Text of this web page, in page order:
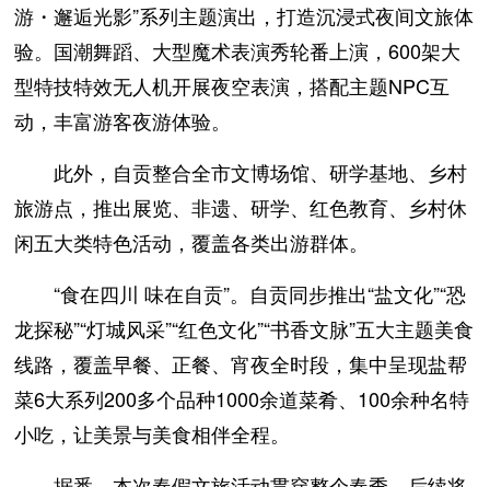
游・邂逅光影”系列主题演出，打造沉浸式夜间文旅体
验。国潮舞蹈、大型魔术表演秀轮番上演，600架大
型特技特效无人机开展夜空表演，搭配主题NPC互
动，丰富游客夜游体验。
此外，自贡整合全市文博场馆、研学基地、乡村
旅游点，推出展览、非遗、研学、红色教育、乡村休
闲五大类特色活动，覆盖各类出游群体。
“食在四川 味在自贡”。自贡同步推出“盐文化”“恐
龙探秘”“灯城风采”“红色文化”“书香文脉”五大主题美食
线路，覆盖早餐、正餐、宵夜全时段，集中呈现盐帮
菜6大系列200多个品种1000余道菜肴、100余种名特
小吃，让美景与美食相伴全程。